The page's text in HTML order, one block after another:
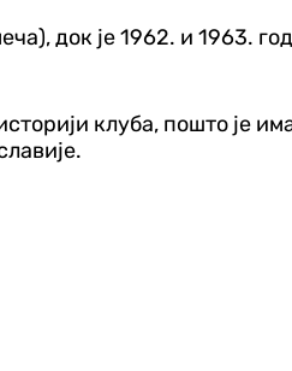
док је 1962. и 1963.
клуба, пошто је